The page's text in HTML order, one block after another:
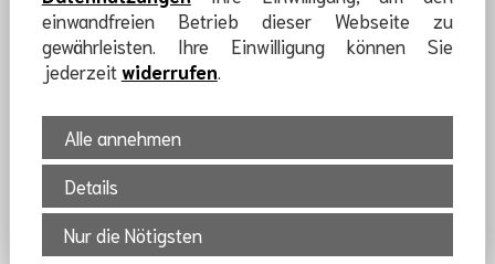
einwandfreien Betrieb dieser Webseite zu
gewährleisten. Ihre Einwilligung können Sie
jederzeitwiderrufen
Alle annehmen
Details
Nur die Nötigsten